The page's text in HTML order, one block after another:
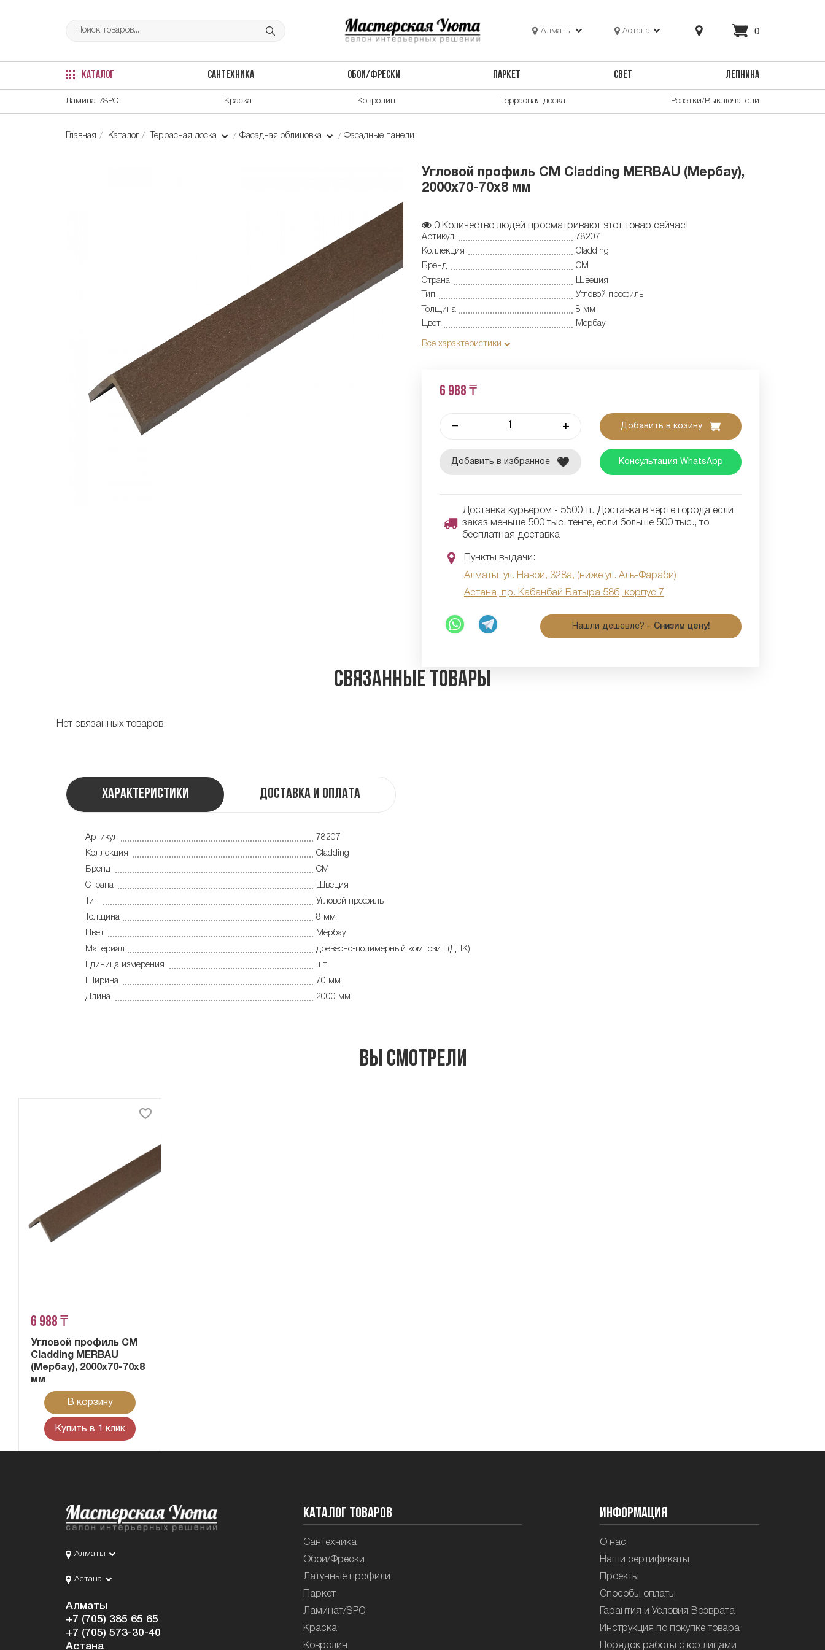
Алматы Астана 0
КАТАЛОГ САНТЕХНИКА ОБОИ/ФРЕСКИ ПАРКЕТ СВЕТ ЛЕПНИНА
Ламинат/SPC Краска Ковролин Террасная доска Розетки/Выключатели
Главная Каталог Террасная доска Фасадная облицовка Фасадные панели
Угловой профиль CM Cladding MERBAU (Мербау),
2000х70-70х8 мм
0 Количество людей просматривают этот товар сейчас!
Артикул
78207
Коллекция
Cladding
Бренд
CM
Страна
Швеция
Тип
Угловой профиль
Толщина
8 мм
Цвет
Мербау
Все характеристики
6 988 ₸
– + Добавить в козину
Добавить в избранное Консультация WhatsApp
Доставка курьером - 5500 тг. Доставка в черте города если
заказ меньше 500 тыс. тенге, если больше 500 тыс., то
бесплатная доставка
Пункты выдачи:
Алматы, ул. Навои, 328а, (ниже ул. Аль-Фараби)
Астана, пр. Кабанбай Батыра 58б, корпус 7
Нашли дешевле? – Снизим цену!
Связанные товары
Нет связанных товаров.
Характеристики Доставка и оплата
Артикул
78207
Коллекция
Cladding
Бренд
CM
Страна
Швеция
Тип
Угловой профиль
Толщина
8 мм
Цвет
Мербау
Материал
древесно-полимерный композит (ДПК)
Единица измерения
шт
Ширина
70 мм
Длина
2000 мм
Вы смотрели
6 988 ₸
Угловой профиль CM
Cladding MERBAU
(Мербау), 2000х70-70х8
мм
В корзину
Купить в 1 клик
Алматы
Астана
Алматы
+7 (705) 385 65 65
+7 (705) 573-30-40
Астана
Каталог товаров
Сантехника
Обои/Фрески
Латунные профили
Паркет
Ламинат/SPC
Краска
Ковролин
Информация
О нас
Наши сертификаты
Проекты
Способы оплаты
Гарантия и Условия Возврата
Инструкция по покупке товара
Порядок работы с юр.лицами